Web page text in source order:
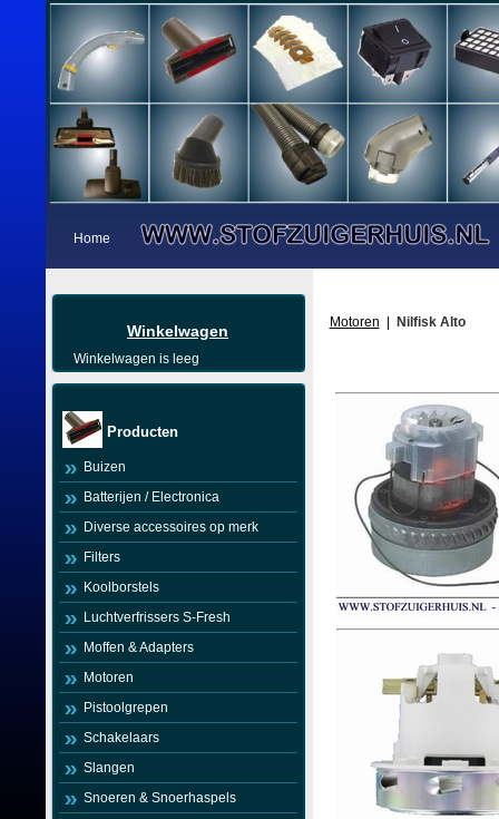
Home
Winkelwagen
Winkelwagen is leeg
Producten
Buizen
Batterijen / Electronica
Diverse accessoires op merk
Filters
Koolborstels
Luchtverfrissers S-Fresh
Moffen & Adapters
Motoren
Pistoolgrepen
Schakelaars
Slangen
Snoeren & Snoerhaspels
Motoren Nilfisk Alto